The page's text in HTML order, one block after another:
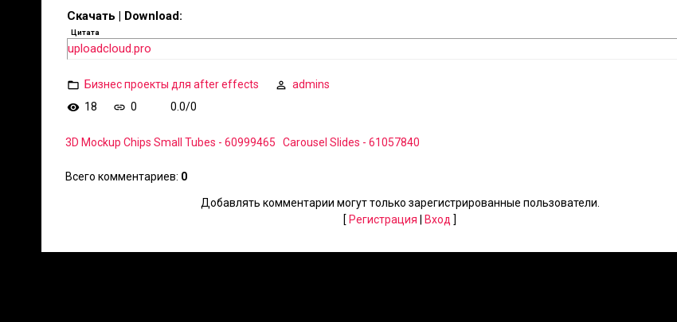
Скачать | Download:
Цитата
uploadcloud.pro
Бизнес проекты для after effects
admins
18
0 0.0/0
3D Mockup Chips Small Tubes - 60999465 Carousel Slides - 61057840
Всего комментариев: 0
Добавлять комментарии могут только зарегистрированные пользователи.
[ Регистрация Вход ]